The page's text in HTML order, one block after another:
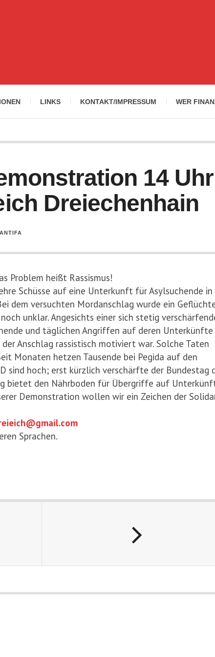
LINKS KONTAKT/IMPRESSUM WER
14 Uhr
Dreiechenhain
ANTIFA
Problem heißt Rassismus!
Schüsse auf eine Unterkunft für Asylsuchende in
dem versuchten Mordanschlag wurde ein
unklar. Angesichts einer sich stetig
und täglichen Angriffen auf deren Unterkünfte
Anschlag rassistisch motiviert war. Solche Taten
Monaten hetzen Tausende bei Pegida auf den
sind hoch; erst kürzlich verschärfte der Bundestag
bietet den Nährboden für Übergriffe auf
Demonstration wollen wir ein Zeichen der
Sprachen.